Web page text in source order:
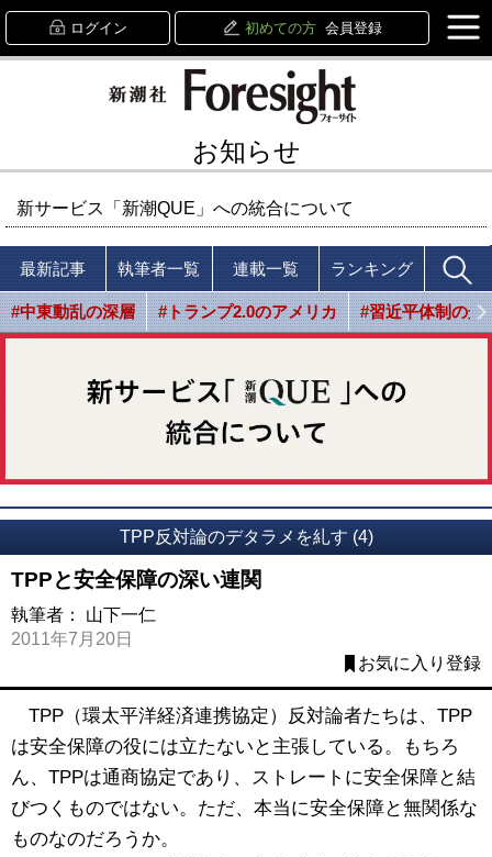
ログイン 初めての方 会員登録
お知らせ
新サービス「新潮QUE」への統合について
最新記事 執筆者一覧 連載一覧 ランキング
#中東動乱の深層 #トランプ2.0のアメリカ #習近平体制の光
TPP反対論のデタラメを糺す (4)
TPPと安全保障の深い連関
執筆者： 山下一仁
2011年7月20日
お気に入り登録
TPP（環太平洋経済連携協定）反対論者たちは、TPP
は安全保障の役には立たないと主張している。もちろ
ん、TPPは通商協定であり、ストレートに安全保障と結
びつくものではない。ただ、本当に安全保障と無関係な
ものなのだろうか。